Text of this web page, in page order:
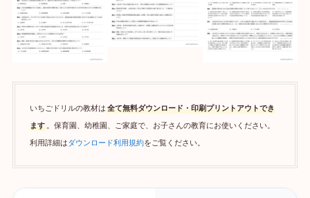
いちごドリルの教材は 全て無料ダウンロード・印刷プリントアウトでき
ます。保育園、幼稚園、ご家庭で、お子さんの教育にお使いください。
利用詳細はダウンロード利用規約をご覧ください。